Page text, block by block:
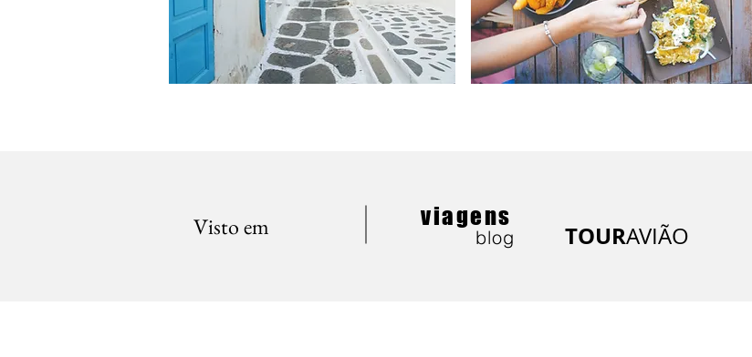
Visto em viagens
blog TOURAVIÃO